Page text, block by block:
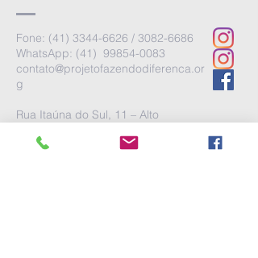
Fone: (41) 3344-6626 / 3082-6686
WhatsApp: (41) 99854-0083
contato@projetofazendodiferenca.or
g
Rua Itaúna do Sul, 11 – Alto